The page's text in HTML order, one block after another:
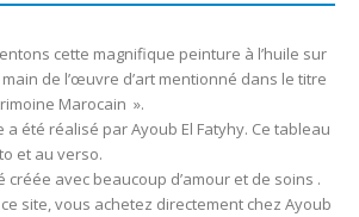
cette magnifique peinture à l’huile sur
de l’œuvre d’art mentionné dans le titre
Marocain ».
a été réalisé par Ayoub El Fatyhy. Ce tableau
et au verso.
créée avec beaucoup d’amour et de soins .
site, vous achetez directement chez Ayoub